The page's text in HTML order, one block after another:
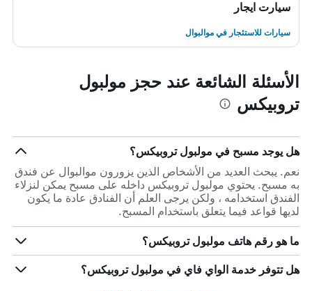
سيارت ايجار
سيارات للاستئجار في موالبوال
الأسئلة الشائعة عند حجز مولبول
تروبيكس
هل يوجد مسبح في مولبول تروبيكس؟
نعم. يبحث العديد من الأشخاص الذين يزورون موالبوال عن فندق
به مسبح. يحتوي مولبول تروبيكس داخله على مسبح يمكن لنزلاء
الفندق استخدامه ، ولكن يرجى العلم أن الفنادق عادة ما يكون
لديها قواعد فيما يتعلق باستخدام المسبح.
ما هو رقم هاتف مولبول تروبيكس؟
هل تتوفر خدمة الواي فاي في مولبول تروبيكس؟